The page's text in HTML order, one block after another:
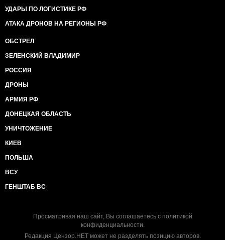
УДАРЫ ПО ЛОГИСТИКЕ РФ
АТАКА ДРОНОВ НА РЕГИОНЫ РФ
ОБСТРЕЛ
ЗЕЛЕНСКИЙ ВЛАДИМИР
РОССИЯ
ДРОНЫ
АРМИЯ РФ
ДОНЕЦКАЯ ОБЛАСТЬ
УНИЧТОЖЕНИЕ
КИЕВ
ПОЛЬША
ВСУ
ГЕНШТАБ ВС
Просматривая наш сайт, Вы соглашаетесь с политикой
конфиденциальности.
Редакция Цензор.НЕТ может не разделять позицию авторов.